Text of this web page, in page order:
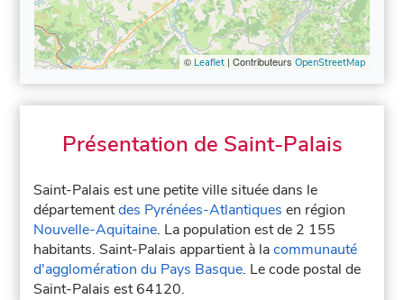
© Leaflet| Contributeurs OpenStreetMap
Présentation de Saint-Palais
Saint-Palais est une petite ville située dans le
départementdes Pyrénées-Atlantiques en région
Nouvelle-Aquitaine. La population est de 2 155
habitants. Saint-Palais appartient à lacommunauté
d'agglomération du Pays Basque. Le code postal de
Saint-Palais est 64120.